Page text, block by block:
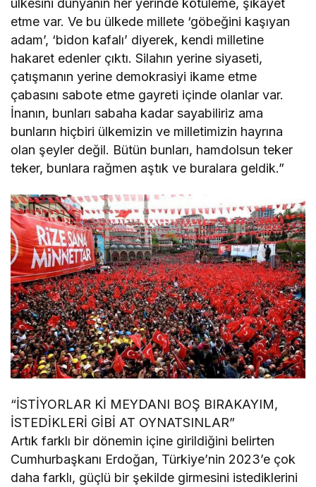
ülkesini dünyanın her yerinde kötüleme, şikayet
etme var. Ve bu ülkede millete ‘göbeğini kaşıyan
adam’, ‘bidon kafalı’ diyerek, kendi milletine
hakaret edenler çıktı. Silahın yerine siyaseti,
çatışmanın yerine demokrasiyi ikame etme
çabasını sabote etme gayreti içinde olanlar var.
İnanın, bunları sabaha kadar sayabiliriz ama
bunların hiçbiri ülkemizin ve milletimizin hayrına
olan şeyler değil. Bütün bunları, hamdolsun teker
teker, bunlara rağmen aştık ve buralara geldik.”
“İSTİYORLAR Kİ MEYDANI BOŞ BIRAKAYIM,
İSTEDİKLERİ GİBİ AT OYNATSINLAR”
Artık farklı bir dönemin içine girildiğini belirten
Cumhurbaşkanı Erdoğan, Türkiye’nin 2023’e çok
daha farklı, güçlü bir şekilde girmesini istediklerini